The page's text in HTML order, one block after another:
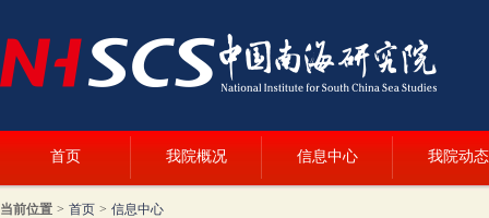
首页 我院概况 信息中心 我院动态
当前位置 > 首页 > 信息中心